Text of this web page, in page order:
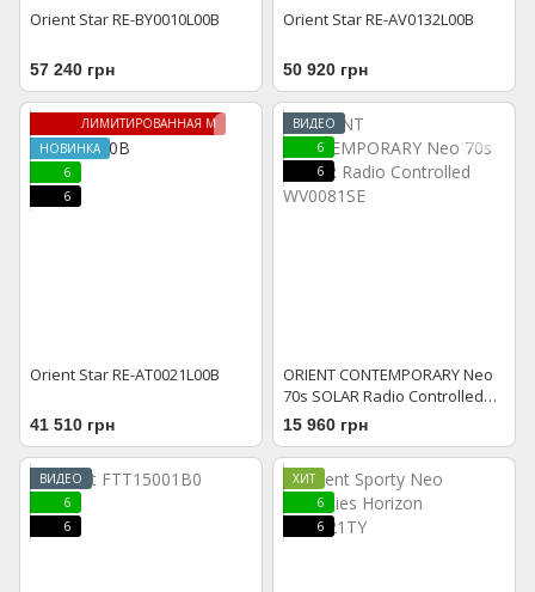
Orient Star RE-BY0010L00B
57 240 грн
Orient Star RE-AV0132L00B
50 920 грн
ЛИМИТИРОВАННАЯ МОДЕЛЬ
НОВИНКА
6
6
Orient Star RE-AT0021L00B
41 510 грн
ВИДЕО
6
6
ORIENT CONTEMPORARY Neo
70s SOLAR Radio Controlled
WV0081SE
15 960 грн
ВИДЕО
6
6
ХИТ
6
6